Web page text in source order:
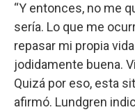
“Y entonces, no me
sería. Lo que me
repasar mi propia
jodidamente buena.
Quizá por eso, esta
afirmó. Lundgren